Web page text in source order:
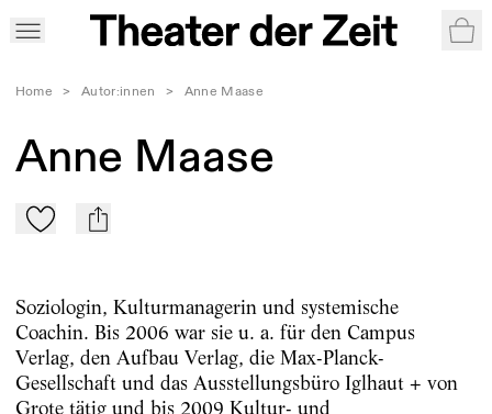
Home > Autor:innen > Anne Maase
Anne Maase
Zu Mein-TdZ hinzufügen
mail
Soziologin, Kulturmanagerin und systemische
Coachin. Bis 2006 war sie u. a. für den Campus
Verlag, den Aufbau Verlag, die Max-Planck-
Gesellschaft und das Ausstellungsbüro Iglhaut + von
Grote tätig und bis 2009 Kultur- und